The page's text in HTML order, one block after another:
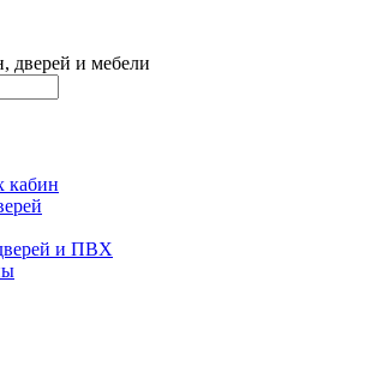
дверей и мебели
кабин
и ПВХ